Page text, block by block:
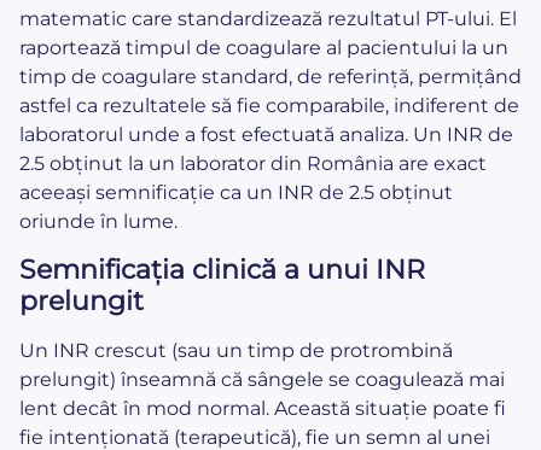
matematic care standardizează rezultatul PT-ului. El
raportează timpul de coagulare al pacientului la un
timp de coagulare standard, de referință, permițând
astfel ca rezultatele să fie comparabile, indiferent de
laboratorul unde a fost efectuată analiza. Un INR de
2.5 obținut la un laborator din România are exact
aceeași semnificație ca un INR de 2.5 obținut
oriunde în lume.
Semnificația clinică a unui INR
prelungit
Un INR crescut (sau un timp de protrombină
prelungit) înseamnă că sângele se coagulează mai
lent decât în mod normal. Această situație poate fi
fie intenționată (terapeutică), fie un semn al unei